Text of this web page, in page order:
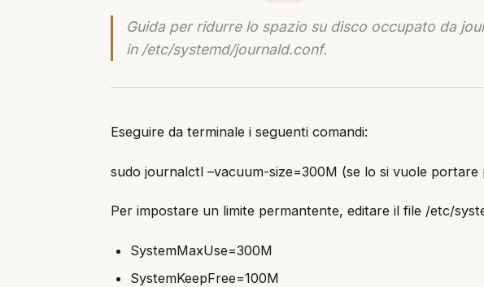
Guida per ridurre lo spazio su disco occupato da
in /etc/systemd/journald.conf.
Eseguire da terminale i seguenti comandi:
sudo journalctl –vacuum-size=300M (se lo si vuole portare
Per impostare un limite permantente, editare il file /etc/
SystemMaxUse=300M
SystemKeepFree=100M